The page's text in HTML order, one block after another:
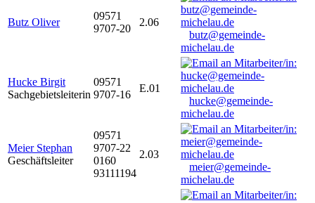
Butz Oliver
09571
9707-20
2.06
butz@gemeinde-
michelau.de
Hucke Birgit
Sachgebietsleiterin
09571
9707-16
E.01
hucke@gemeinde-
michelau.de
Meier Stephan
Geschäftsleiter
09571
9707-22
0160
93111194
2.03
meier@gemeinde-
michelau.de